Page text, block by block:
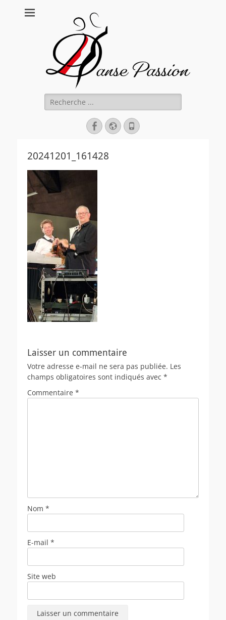
Rechercher :
Facebook
Site
web
Tél
20241201_161428
Laisser un commentaire
Votre adresse e-mail ne sera pas publiée. Les
champs obligatoires sont indiqués avec *
Commentaire *
Nom *
E-mail *
Site web